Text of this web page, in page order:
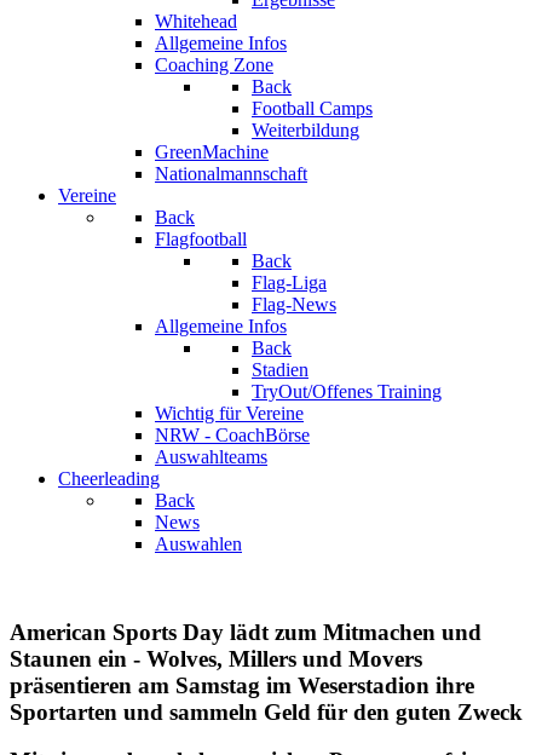
Whitehead
Allgemeine Infos
Coaching Zone
Back
Football Camps
Weiterbildung
GreenMachine
Nationalmannschaft
Vereine
Back
Flagfootball
Back
Flag-Liga
Flag-News
Allgemeine Infos
Back
Stadien
TryOut/Offenes Training
Wichtig für Vereine
NRW - CoachBörse
Auswahlteams
Cheerleading
Back
News
Auswahlen
American Sports Day lädt zum Mitmachen und
Staunen ein - Wolves, Millers und Movers
präsentieren am Samstag im Weserstadion ihre
Sportarten und sammeln Geld für den guten Zweck